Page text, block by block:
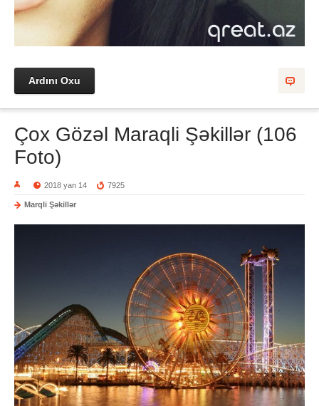
Ardını Oxu
Çox Gözəl Maraqli Şəkillər (106
Foto)
2018 yan 14 7925
Marqli Şəkillər